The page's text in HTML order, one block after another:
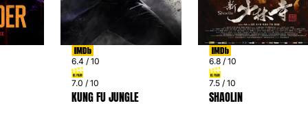
6.4 / 10
7.0 / 10
KUNG FU JUNGLE
6.8 / 10
7.5 / 10
SHAOLIN